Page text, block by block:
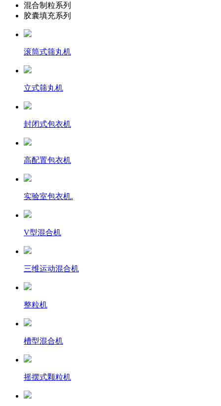
混合制粒系列
胶囊填充系列
滚筒式筛丸机
立式筛丸机
封闭式包衣机
高配置包衣机
实验室包衣机.
V型混合机
三维运动混合机
整粒机
槽型混合机
摇摆式颗粒机